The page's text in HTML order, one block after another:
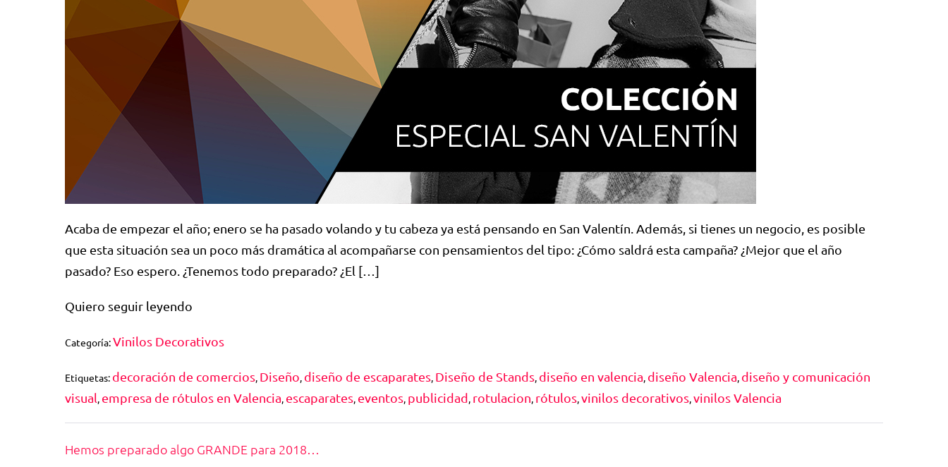
Acaba de empezar el año; enero se ha pasado volando y tu cabeza ya está pensando en San Valentín. Además, si tienes un negocio, es posible
que esta situación sea un poco más dramática al acompañarse con pensamientos del tipo: ¿Cómo saldrá esta campaña? ¿Mejor que el año
pasado? Eso espero. ¿Tenemos todo preparado? ¿El […]
Quiero seguir leyendo
Categoría:Vinilos Decorativos
Etiquetas: decoración de comercios, Diseño, diseño de escaparates, Diseño de Stands, diseño en valencia, diseño Valencia, diseño y comunicación
visual, empresa de rótulos en Valencia, escaparates, eventos, publicidad, rotulacion, rótulos,vinilos decorativos,vinilos Valencia
Hemos preparado algo GRANDE para 2018…